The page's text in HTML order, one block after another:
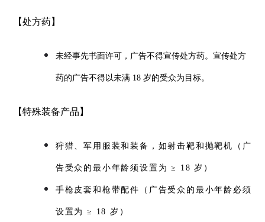
【处方药】
未经事先书面许可，广告不得宣传处方药。宣传处方
药的广告不得以未满 18 岁的受众为目标。
【特殊装备产品】
狩猎、军用服装和装备，如射击靶和抛靶机（广
告受众的最小年龄须设置为 ≥ 18 岁）
手枪皮套和枪带配件（广告受众的最小年龄必须
设置为 ≥ 18 岁）